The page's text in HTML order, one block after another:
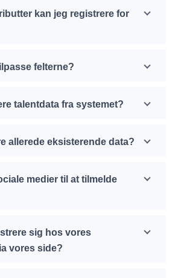
kan jeg registrere for
felterne?
talentdata fra systemet?
allerede eksisterende data?
medier til at tilmelde
sig hos vores
vores side?